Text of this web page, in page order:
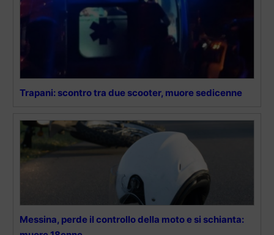
Trapani: scontro tra due scooter, muore sedicenne
Messina, perde il controllo della moto e si schianta: